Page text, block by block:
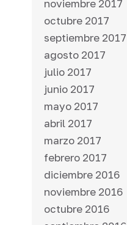
noviembre 2017
octubre 2017
septiembre 2017
agosto 2017
julio 2017
junio 2017
mayo 2017
abril 2017
marzo 2017
febrero 2017
diciembre 2016
noviembre 2016
octubre 2016